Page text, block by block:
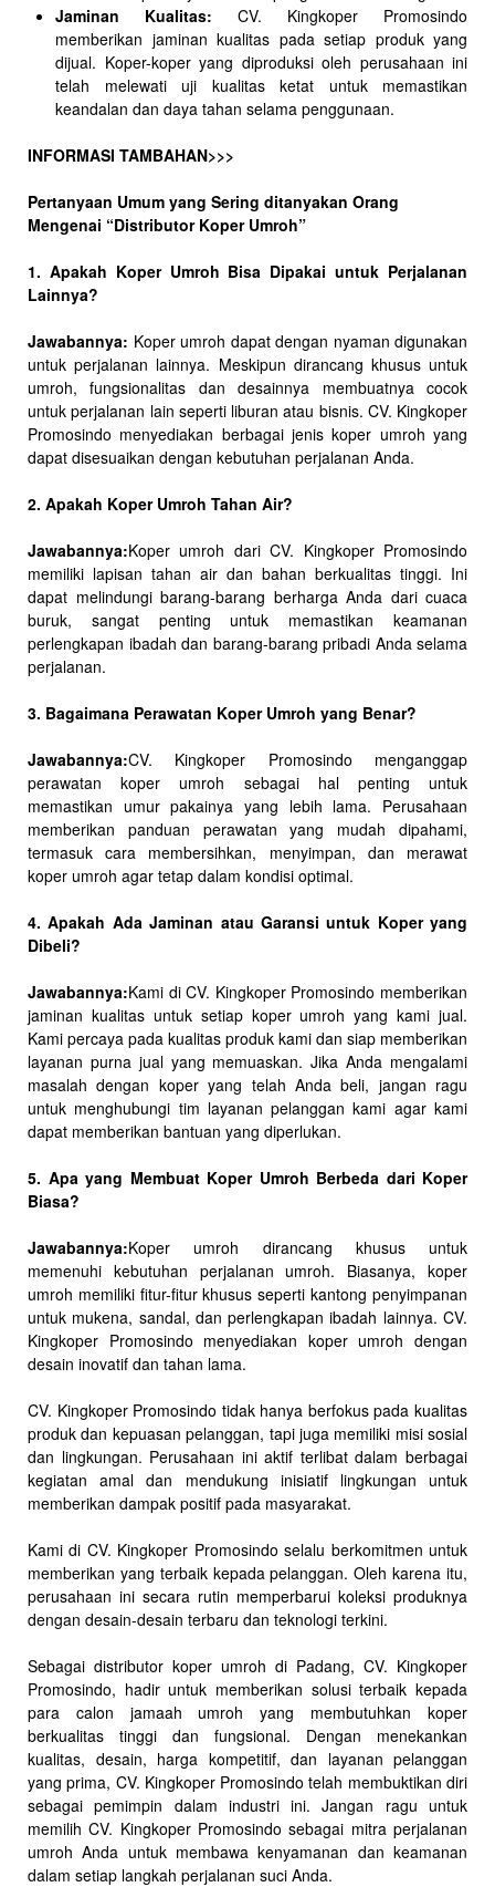
Jaminan Kualitas: CV. Kingkoper Promosindo
memberikan jaminan kualitas pada setiap produk yang
dijual. Koper-koper yang diproduksi oleh perusahaan ini
telah melewati uji kualitas ketat untuk memastikan
keandalan dan daya tahan selama penggunaan.
INFORMASI TAMBAHAN>>>
Pertanyaan Umum yang Sering ditanyakan Orang
Mengenai “Distributor Koper Umroh”
1. Apakah Koper Umroh Bisa Dipakai untuk Perjalanan
Lainnya?
Jawabannya: Koper umroh dapat dengan nyaman digunakan
untuk perjalanan lainnya. Meskipun dirancang khusus untuk
umroh, fungsionalitas dan desainnya membuatnya cocok
untuk perjalanan lain seperti liburan atau bisnis. CV. Kingkoper
Promosindo menyediakan berbagai jenis koper umroh yang
dapat disesuaikan dengan kebutuhan perjalanan Anda.
2. Apakah Koper Umroh Tahan Air?
Jawabannya:Koper umroh dari CV. Kingkoper Promosindo
memiliki lapisan tahan air dan bahan berkualitas tinggi. Ini
dapat melindungi barang-barang berharga Anda dari cuaca
buruk, sangat penting untuk memastikan keamanan
perlengkapan ibadah dan barang-barang pribadi Anda selama
perjalanan.
3. Bagaimana Perawatan Koper Umroh yang Benar?
Jawabannya:CV. Kingkoper Promosindo menganggap
perawatan koper umroh sebagai hal penting untuk
memastikan umur pakainya yang lebih lama. Perusahaan
memberikan panduan perawatan yang mudah dipahami,
termasuk cara membersihkan, menyimpan, dan merawat
koper umroh agar tetap dalam kondisi optimal.
4. Apakah Ada Jaminan atau Garansi untuk Koper yang
Dibeli?
Jawabannya:Kami di CV. Kingkoper Promosindo memberikan
jaminan kualitas untuk setiap koper umroh yang kami jual.
Kami percaya pada kualitas produk kami dan siap memberikan
layanan purna jual yang memuaskan. Jika Anda mengalami
masalah dengan koper yang telah Anda beli, jangan ragu
untuk menghubungi tim layanan pelanggan kami agar kami
dapat memberikan bantuan yang diperlukan.
5. Apa yang Membuat Koper Umroh Berbeda dari Koper
Biasa?
Jawabannya:Koper umroh dirancang khusus untuk
memenuhi kebutuhan perjalanan umroh. Biasanya, koper
umroh memiliki fitur-fitur khusus seperti kantong penyimpanan
untuk mukena, sandal, dan perlengkapan ibadah lainnya. CV.
Kingkoper Promosindo menyediakan koper umroh dengan
desain inovatif dan tahan lama.
CV. Kingkoper Promosindo tidak hanya berfokus pada kualitas
produk dan kepuasan pelanggan, tapi juga memiliki misi sosial
dan lingkungan. Perusahaan ini aktif terlibat dalam berbagai
kegiatan amal dan mendukung inisiatif lingkungan untuk
memberikan dampak positif pada masyarakat.
Kami di CV. Kingkoper Promosindo selalu berkomitmen untuk
memberikan yang terbaik kepada pelanggan. Oleh karena itu,
perusahaan ini secara rutin memperbarui koleksi produknya
dengan desain-desain terbaru dan teknologi terkini.
Sebagai distributor koper umroh di Padang, CV. Kingkoper
Promosindo, hadir untuk memberikan solusi terbaik kepada
para calon jamaah umroh yang membutuhkan koper
berkualitas tinggi dan fungsional. Dengan menekankan
kualitas, desain, harga kompetitif, dan layanan pelanggan
yang prima, CV. Kingkoper Promosindo telah membuktikan diri
sebagai pemimpin dalam industri ini. Jangan ragu untuk
memilih CV. Kingkoper Promosindo sebagai mitra perjalanan
umroh Anda untuk membawa kenyamanan dan keamanan
dalam setiap langkah perjalanan suci Anda.